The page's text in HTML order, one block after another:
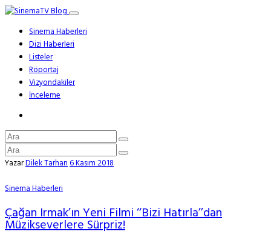
Sinema Haberleri
Dizi Haberleri
Listeler
Röportaj
Vizyondakiler
İnceleme
YazarDilek Tarhan6 Kasım 2018
Sinema Haberleri
Çağan Irmak’ın Yeni Filmi ‘‘Bizi Hatırla’’dan
Müzikseverlere Sürpriz!